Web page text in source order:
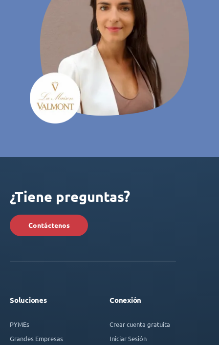
¿Tiene preguntas?
Contáctenos
Soluciones
PYMEs
Grandes Empresas
Conexión
Crear cuenta gratuita
Iniciar Sesión